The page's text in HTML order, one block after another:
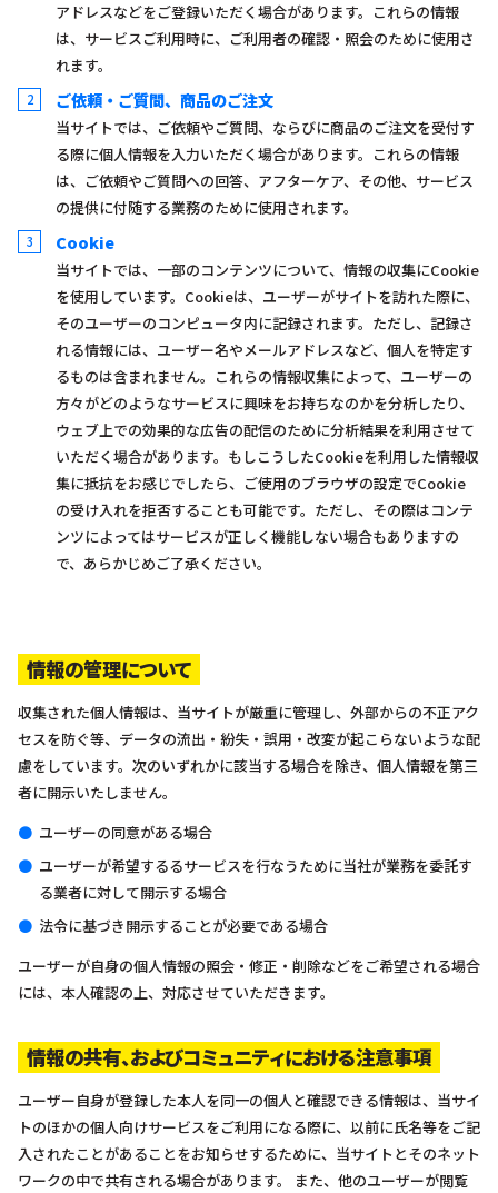
アドレスなどをご登録いただく場合があります。これらの情報
は、サービスご利用時に、ご利用者の確認・照会のために使用さ
れます。
ご依頼・ご質問、商品のご注文
当サイトでは、ご依頼やご質問、ならびに商品のご注文を受付す
る際に個人情報を入力いただく場合があります。これらの情報
は、ご依頼やご質問への回答、アフターケア、その他、サービス
の提供に付随する業務のために使用されます。
Cookie
当サイトでは、一部のコンテンツについて、情報の収集にCookie
を使用しています。Cookieは、ユーザーがサイトを訪れた際に、
そのユーザーのコンピュータ内に記録されます。ただし、記録さ
れる情報には、ユーザー名やメールアドレスなど、個人を特定す
るものは含まれません。これらの情報収集によって、ユーザーの
方々がどのようなサービスに興味をお持ちなのかを分析したり、
ウェブ上での効果的な広告の配信のために分析結果を利用させて
いただく場合があります。もしこうしたCookieを利用した情報収
集に抵抗をお感じでしたら、ご使用のブラウザの設定でCookie
の受け入れを拒否することも可能です。ただし、その際はコンテ
ンツによってはサービスが正しく機能しない場合もありますの
で、あらかじめご了承ください。
情報の管理について
収集された個人情報は、当サイトが厳重に管理し、外部からの不正アク
セスを防ぐ等、データの流出・紛失・誤用・改変が起こらないような配
慮をしています。次のいずれかに該当する場合を除き、個人情報を第三
者に開示いたしません。
ユーザーの同意がある場合
ユーザーが希望するるサービスを行なうために当社が業務を委託す
る業者に対して開示する場合
法令に基づき開示することが必要である場合
ユーザーが自身の個人情報の照会・修正・削除などをご希望される場合
には、本人確認の上、対応させていただきます。
情報の共有、およびコミュニティにおける注意事項
ユーザー自身が登録した本人を同一の個人と確認できる情報は、当サイ
トのほかの個人向けサービスをご利用になる際に、以前に氏名等をご記
入されたことがあることをお知らせするために、当サイトとそのネット
ワークの中で共有される場合があります。 また、他のユーザーが閲覧